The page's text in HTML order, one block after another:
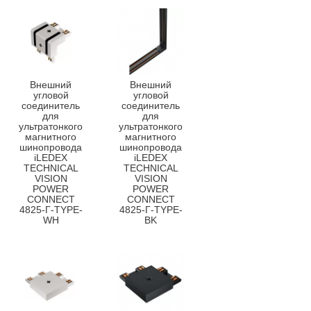
Внешний
угловой
соединитель
для
ультратонкого
магнитного
шинопровода
iLEDEX
TECHNICAL
VISION
POWER
CONNECT
4825-Г-TYPE-
WH
Внешний
угловой
соединитель
для
ультратонкого
магнитного
шинопровода
iLEDEX
TECHNICAL
VISION
POWER
CONNECT
4825-Г-TYPE-
BK